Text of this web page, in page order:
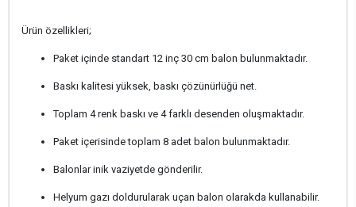
Ürün özellikleri;
Paket içinde standart 12 inç 30 cm balon bulunmaktadır.
Baskı kalitesi yüksek, baskı çözünürlüğü net.
Toplam 4 renk baskı ve 4 farklı desenden oluşmaktadır.
Paket içerisinde toplam 8 adet balon bulunmaktadır.
Balonlar inik vaziyetde gönderilir.
Helyum gazı doldurularak uçan balon olarakda kullanabilir.